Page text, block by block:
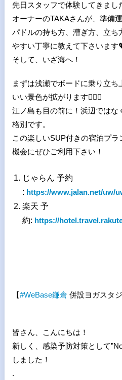
先日スタッフで体験してきまし
オーナーのTAKAさんが、準備
パドルの持ち方、漕ぎ方、立ち
やすい丁寧に教えて下さいます
そして、いざ海へ！
まずは浅瀬でボードに乗り立
いい景色が拡がります🏄🏻‍♀️
江ノ島も目の前に！浜辺ではな
格別です。
この楽しいSUP付きの宿泊プ
機会にぜひご利用下さい！
じゃらん 予約
: https://www.jalan.net/uw/
楽天 予
約: https://
【#WeBase鎌倉 併設ヨガスタ
皆さん、こんにちは！
新しく、感染予防対策として
しました！
.